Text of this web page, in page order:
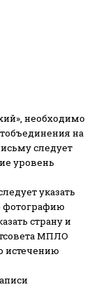
необходимо
на
следует
уровень
указать
фотографию
страну и
МПЛО
истечению